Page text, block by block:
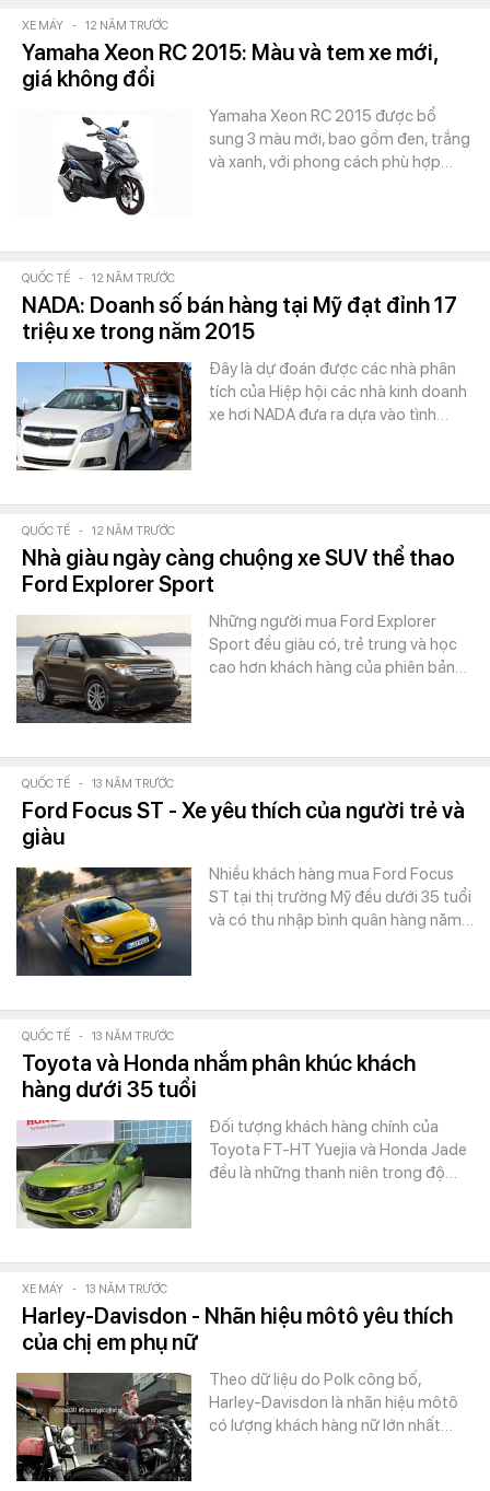
XE MÁY - 12 NĂM TRƯỚC
Yamaha Xeon RC 2015: Màu và tem xe mới,
giá không đổi
Yamaha Xeon RC 2015 được bổ
sung 3 màu mới, bao gồm đen, trắng
và xanh, với phong cách phù hợp…
QUỐC TẾ - 12 NĂM TRƯỚC
NADA: Doanh số bán hàng tại Mỹ đạt đỉnh 17
triệu xe trong năm 2015
Đây là dự đoán được các nhà phân
tích của Hiệp hội các nhà kinh doanh
xe hơi NADA đưa ra dựa vào tình…
QUỐC TẾ - 12 NĂM TRƯỚC
Nhà giàu ngày càng chuộng xe SUV thể thao
Ford Explorer Sport
Những người mua Ford Explorer
Sport đều giàu có, trẻ trung và học
cao hơn khách hàng của phiên bản…
QUỐC TẾ - 13 NĂM TRƯỚC
Ford Focus ST - Xe yêu thích của người trẻ và
giàu
Nhiều khách hàng mua Ford Focus
ST tại thị trường Mỹ đều dưới 35 tuổi
và có thu nhập bình quân hàng năm…
QUỐC TẾ - 13 NĂM TRƯỚC
Toyota và Honda nhắm phân khúc khách
hàng dưới 35 tuổi
Đối tượng khách hàng chính của
Toyota FT-HT Yuejia và Honda Jade
đều là những thanh niên trong độ…
XE MÁY - 13 NĂM TRƯỚC
Harley-Davisdon - Nhãn hiệu môtô yêu thích
của chị em phụ nữ
Theo dữ liệu do Polk công bố,
Harley-Davisdon là nhãn hiệu môtô
có lượng khách hàng nữ lớn nhất…